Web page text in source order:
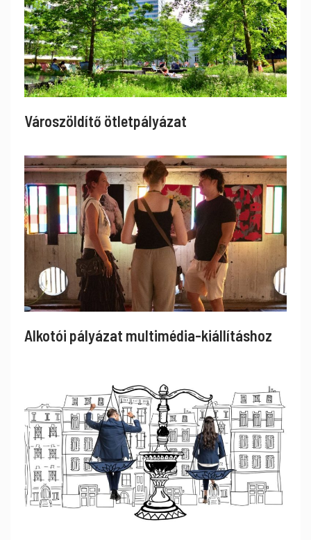
Városzöldítő ötletpályázat
Alkotói pályázat multimédia-kiállításhoz